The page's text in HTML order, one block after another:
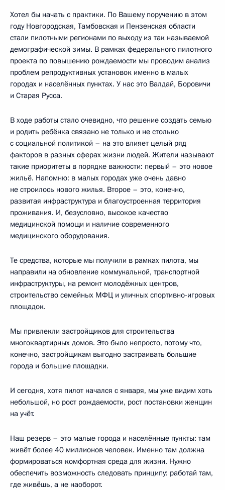
Хотел бы начать с практики. По Вашему поручению в этом
году Новгородская, Тамбовская и Пензенская области
стали пилотными регионами по выходу из так называемой
демографической зимы. В рамках федерального пилотного
проекта по повышению рождаемости мы проводим анализ
проблем репродуктивных установок именно в малых
городах и населённых пунктах. У нас это Валдай, Боровичи
и Старая Русса.
В ходе работы стало очевидно, что решение создать семью
и родить ребёнка связано не только и не столько
с социальной политикой – на это влияет целый ряд
факторов в разных сферах жизни людей. Жители называют
такие приоритеты в порядке важности: первый – это новое
жильё. Напомню: в малых городах уже очень давно
не строилось нового жилья. Второе – это, конечно,
развитая инфраструктура и благоустроенная территория
проживания. И, безусловно, высокое качество
медицинской помощи и наличие современного
медицинского оборудования.
Те средства, которые мы получили в рамках пилота, мы
направили на обновление коммунальной, транспортной
инфраструктуры, на ремонт молодёжных центров,
строительство семейных МФЦ и уличных спортивно-игровых
площадок.
Мы привлекли застройщиков для строительства
многоквартирных домов. Это было непросто, потому что,
конечно, застройщикам выгодно застраивать большие
города и большие площадки.
И сегодня, хотя пилот начался с января, мы уже видим хоть
небольшой, но рост рождаемости, рост постановки женщин
на учёт.
Наш резерв – это малые города и населённые пункты: там
живёт более 40 миллионов человек. Именно там должна
формироваться комфортная среда для жизни. Нужно
обеспечить возможность следовать принципу: работай там,
где живёшь, а не наоборот.